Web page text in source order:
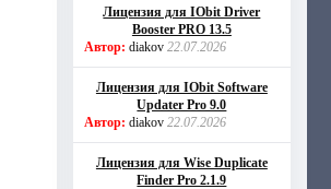
Лицензия для IObit Driver
Booster PRO 13.5
Автор: diakov 22.07.2026
Лицензия для IObit Software
Updater Pro 9.0
Автор: diakov 22.07.2026
Лицензия для Wise Duplicate
Finder Pro 2.1.9